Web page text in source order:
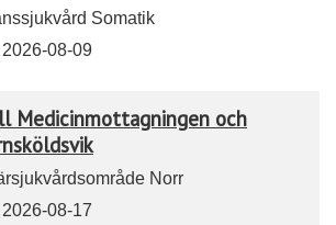
Somatik
2026-08-09
Medicinmottagningen och
Norr
2026-08-17